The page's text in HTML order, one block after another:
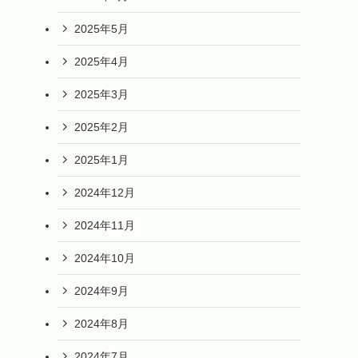
2025年5月
2025年4月
2025年3月
2025年2月
2025年1月
2024年12月
2024年11月
2024年10月
2024年9月
2024年8月